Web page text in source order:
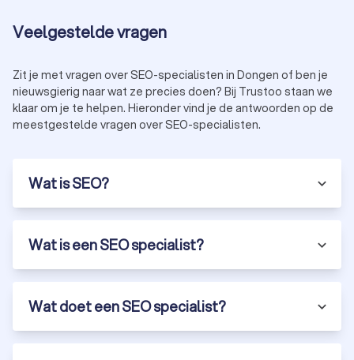
Veelgestelde vragen
Zit je met vragen over SEO-specialisten in Dongen of ben je
nieuwsgierig naar wat ze precies doen? Bij Trustoo staan we
klaar om je te helpen. Hieronder vind je de antwoorden op de
meestgestelde vragen over SEO-specialisten.
Wat is SEO?
Wat is een SEO specialist?
Wat doet een SEO specialist?